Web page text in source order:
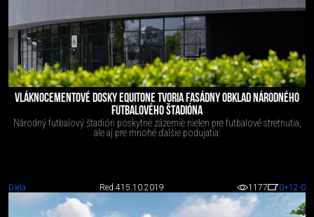
VLÁKNOCEMENTOVÉ DOSKY EQUITONE TVORIA FASÁDNY OBKLAD NÁRODNÉHO
FUTBALOVÉHO ŠTADIÓNA
Národný futbalový štadión poskytne zázemie nielen pre futbalové stretnutia,
ale aj pre mnohé ďalšie podujatia.
Diela Red 415.10.2019 1177 0+12-0